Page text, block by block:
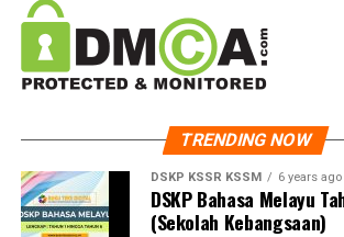
TRENDING NOW
DSKP KSSR KSSM 6 years ago
DSKP Bahasa Melayu
(Sekolah Kebangsaan)